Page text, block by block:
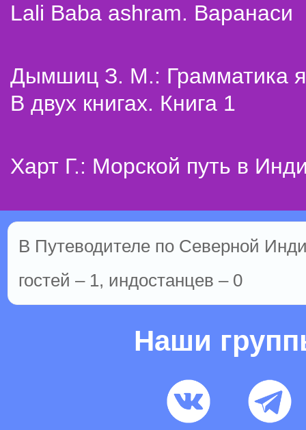
Lali Baba ashram. Варанаси
Дымшиц З. М.: Грамматика
В двух книгах. Книга 1
Харт Г.: Морской путь в
В Путеводителе по Северной
гостей – 1, индостанцев – 0
Наши